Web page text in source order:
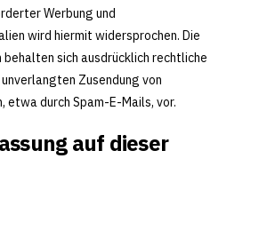
Werbung und
wird hiermit widersprochen. Die
sich ausdrücklich rechtliche
Zusendung von
etwa durch Spam-E-Mails, vor.
auf dieser